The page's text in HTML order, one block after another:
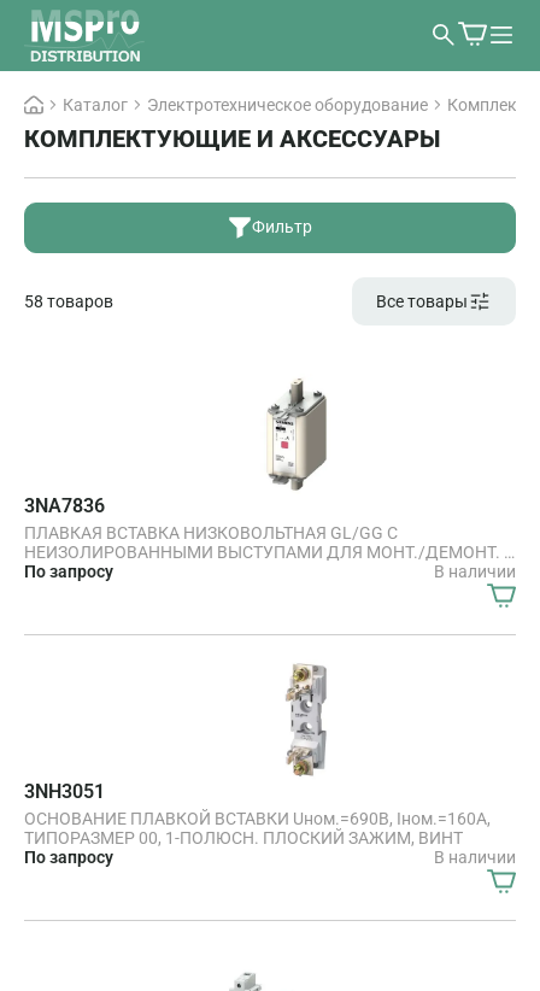
Каталог Электротехническое оборудование
КОМПЛЕКТУЮЩИЕ И АКСЕССУАРЫ
Фильтр
58 товаров Все товары
3NA7836
ПЛАВКАЯ ВСТАВКА НИЗКОВОЛЬТНАЯ GL/GG С
НЕИЗОЛИРОВАННЫМИ ВЫСТУПАМИ ДЛЯ МОНТ./ДЕМОНТ. С
ЦЕНТРАЛЬНЫМ ИНДИКАТОРОМ ТИПОРАЗМЕР 00,
По запросу В наличии
3NH3051
ОСНОВАНИЕ ПЛАВКОЙ ВСТАВКИ Uном.=690В, Iном.=160А,
ТИПОРАЗМЕР 00, 1-ПОЛЮСН. ПЛОСКИЙ ЗАЖИМ, ВИНТ
По запросу
В наличии